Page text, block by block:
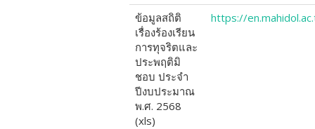
ข้อมูลสถิติ
เรื่องร้องเรียน
การทุจริตและ
ประพฤติมิ
ชอบ ประจำ
ปีงบประมาณ
พ.ศ. 2568
(xls)
https://